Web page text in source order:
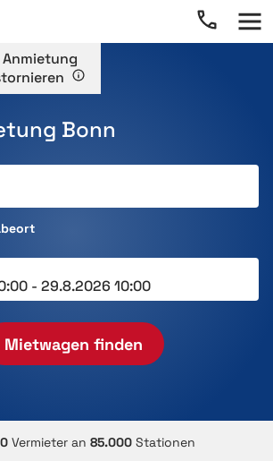
Bonn
Mietwagen finden
Vermieter an 85.000 Stationen